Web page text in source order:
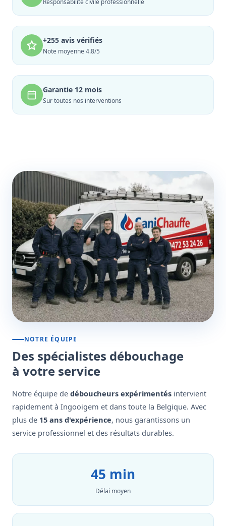
Responsabilité civile professionnelle
+255 avis vérifiés
Note moyenne 4.8/5
Garantie 12 mois
Sur toutes nos interventions
NOTRE ÉQUIPE
Des spécialistes débouchage
à votre service
Notre équipe de déboucheurs expérimentés intervient
rapidement à Ingooigem et dans toute la Belgique. Avec
plus de 15 ans d'expérience, nous garantissons un
service professionnel et des résultats durables.
45 min
Délai moyen